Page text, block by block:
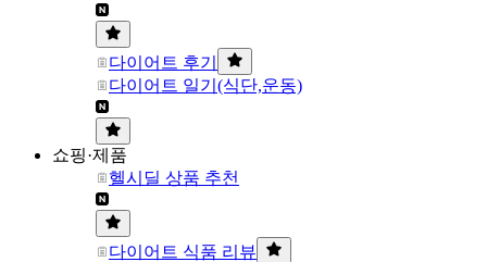
다이어트 후기
다이어트 일기(식단,운동)
쇼핑·제품
헬시딜 상품 추천
다이어트 식품 리뷰